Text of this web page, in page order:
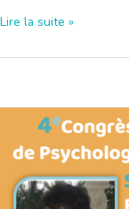
S1-
HERO
travail
relations
Lire la suite »